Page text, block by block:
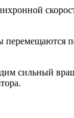
сильный